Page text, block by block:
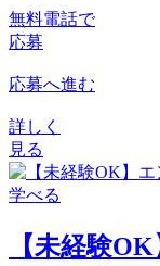
無料電話で
応募
応募へ進む
詳しく
見る
【未経験